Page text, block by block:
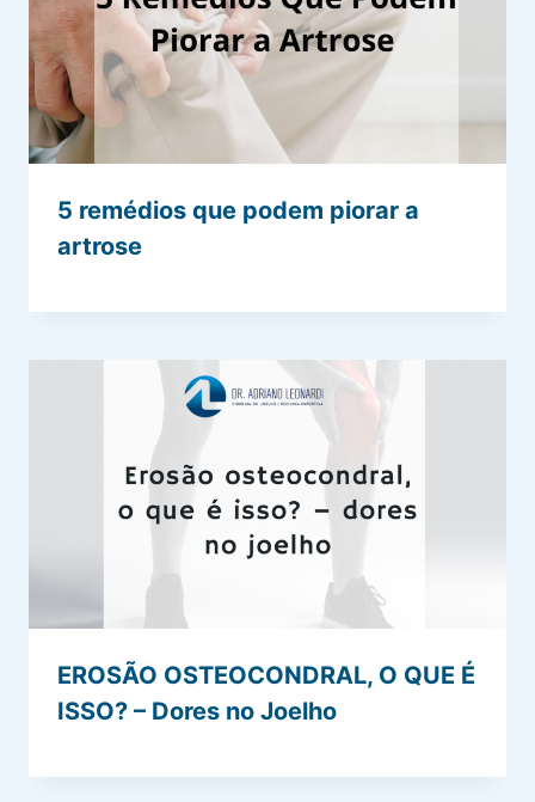
5 remédios que podem piorar a
artrose
EROSÃO OSTEOCONDRAL, O QUE É
ISSO? – Dores no Joelho